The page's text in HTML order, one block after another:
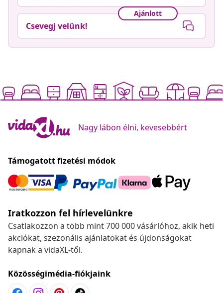
Ajánlott
Csevegj velünk!
Nagy lábon élni, kevesebbért
Támogatott fizetési módok
Iratkozzon fel hírlevelünkre
Csatlakozzon a több mint 700 000 vásárlóhoz, akik heti
akciókat, szezonális ajánlatokat és újdonságokat
kapnak a vidaXL-től.
Közösségimédia-fiókjaink